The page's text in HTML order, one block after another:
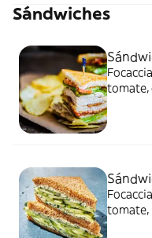
Sándwiches
tomate,
tomate,